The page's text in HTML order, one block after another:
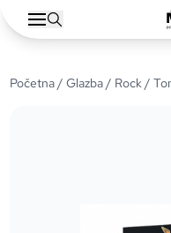
Početna/Glazba/ Rock/